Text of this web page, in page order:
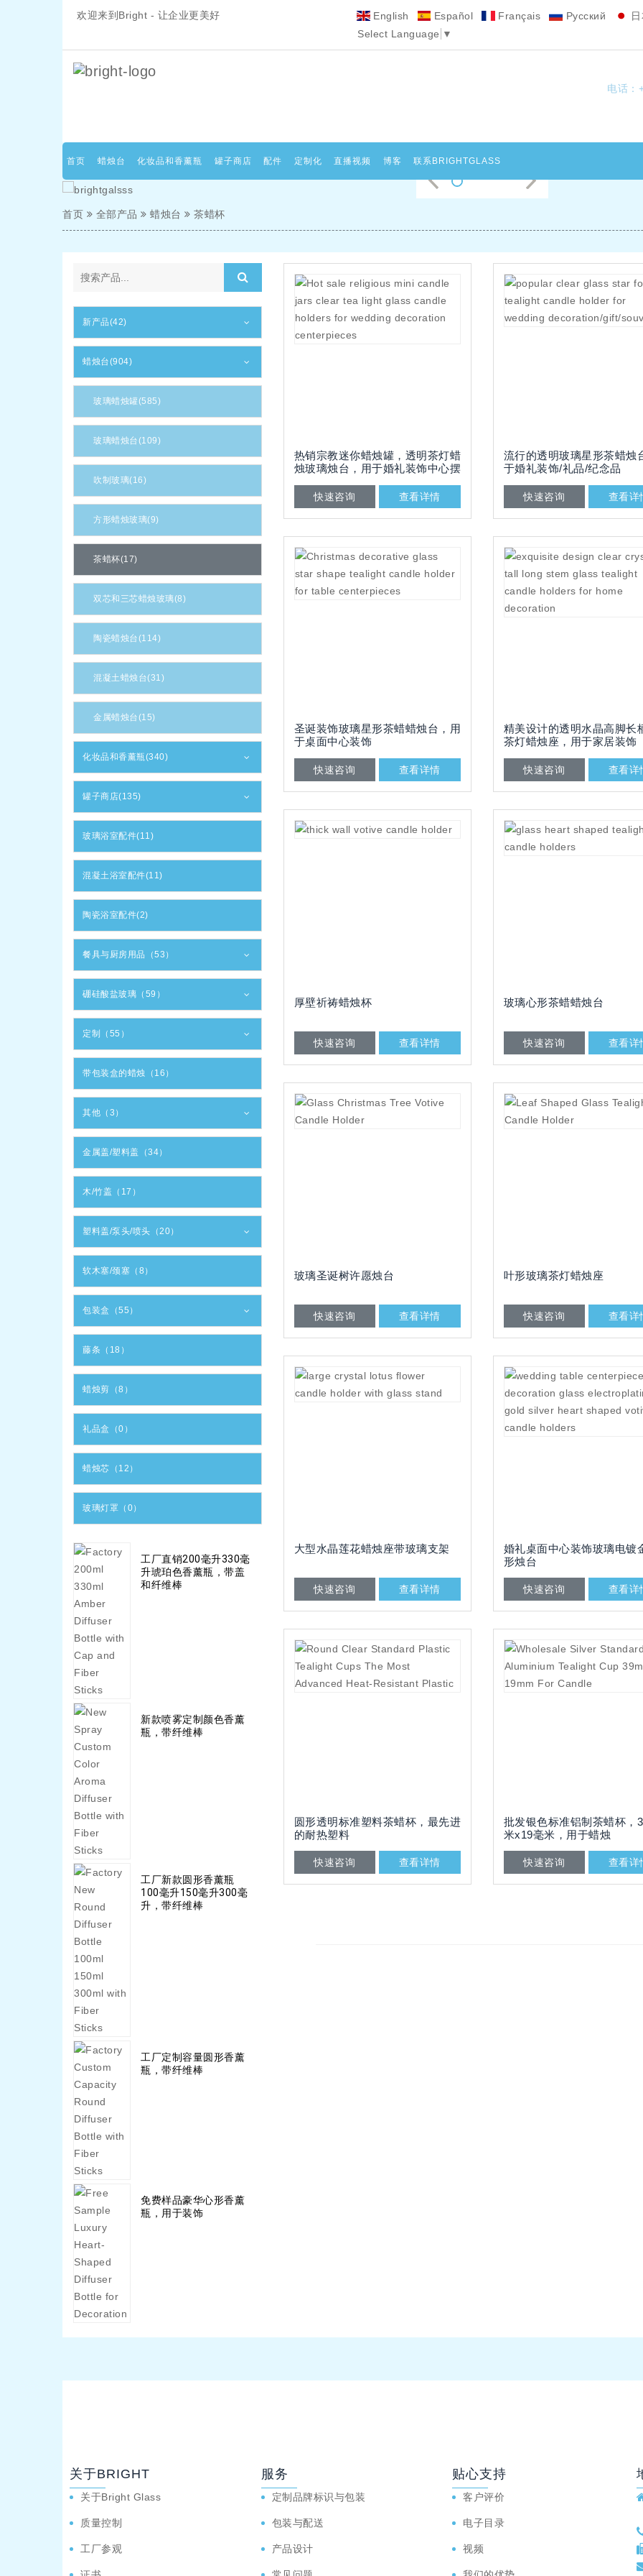
欢迎来到Bright - 让企业更美好 English Español Français Pусский
Select Language ▼
电话：
首页 蜡烛台 化妆品和香薰瓶 罐子商店 配件 定制化 直播视频 博客 联系BRIGHTGLASS
首页 全部产品 蜡烛台 茶蜡杯
新产品(42)
蜡烛台(904)
玻璃蜡烛罐(585)
玻璃蜡烛台(109)
吹制玻璃(16)
方形蜡烛玻璃(9)
茶蜡杯(17)
双芯和三芯蜡烛玻璃(8)
陶瓷蜡烛台(114)
混凝土蜡烛台(31)
金属蜡烛台(15)
化妆品和香薰瓶(340)
罐子商店(135)
玻璃浴室配件(11)
混凝土浴室配件(11)
陶瓷浴室配件(2)
餐具与厨房用品（53）
硼硅酸盐玻璃（59）
定制（55）
带包装盒的蜡烛（16）
其他（3）
金属盖/塑料盖（34）
木/竹盖（17）
塑料盖/泵头/喷头（20）
软木塞/颈塞（8）
包装盒（55）
藤条（18）
蜡烛剪（8）
礼品盒（0）
蜡烛芯（12）
玻璃灯罩（0）
工厂直销200毫升330毫
升琥珀色香薰瓶，带盖
和纤维棒
新款喷雾定制颜色香薰
瓶，带纤维棒
工厂新款圆形香薰瓶
100毫升150毫升300毫
升，带纤维棒
工厂定制容量圆形香薰
瓶，带纤维棒
免费样品豪华心形香薰
瓶，用于装饰
热销宗教迷你蜡烛罐，透明茶灯蜡
烛玻璃烛台，用于婚礼装饰中心摆
快速咨询 查看详情
流行的透明玻璃星形茶蜡烛
于婚礼装饰/礼品/纪念品
快速咨询 查看详
圣诞装饰玻璃星形茶蜡蜡烛台，用
于桌面中心装饰
快速咨询 查看详情
精美设计的透明水晶高脚长
茶灯蜡烛座，用于家居装饰
快速咨询 查看详
厚壁祈祷蜡烛杯
快速咨询 查看详情
玻璃心形茶蜡蜡烛台
快速咨询 查看详
玻璃圣诞树许愿烛台
快速咨询 查看详情
叶形玻璃茶灯蜡烛座
快速咨询 查看详
大型水晶莲花蜡烛座带玻璃支架
快速咨询 查看详情
婚礼桌面中心装饰玻璃电镀
形烛台
快速咨询 查看详
圆形透明标准塑料茶蜡杯，最先进
的耐热塑料
快速咨询 查看详情
批发银色标准铝制茶蜡杯，
米x19毫米，用于蜡烛
快速咨询 查看详
关于BRIGHT
关于Bright Glass
质量控制
工厂参观
服务
定制品牌标识与包装
包装与配送
产品设计
贴心支持
客户评价
电子目录
视频